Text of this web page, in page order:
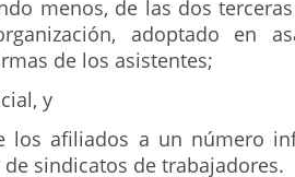
menos, de las dos
adoptado en
de los asistentes;
y
los afiliados a un número
de sindicatos de trabajadores.